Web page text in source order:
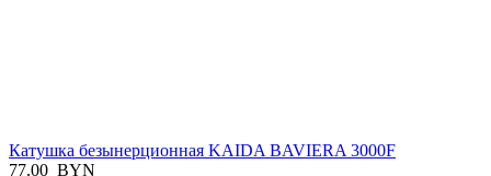
Катушка безынерционная KAIDA BAVIERA 3000F
77.00 BYN